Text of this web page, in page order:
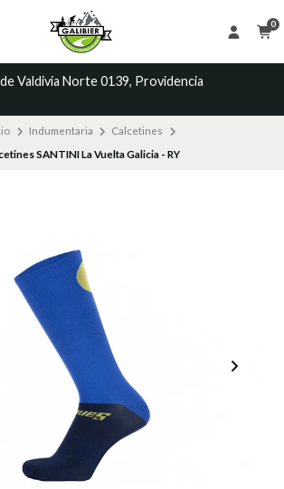
0
Valdivia Norte 0139, Providencia
Indumentaria
Calcetines
SANTINI La Vuelta Galicia - RY